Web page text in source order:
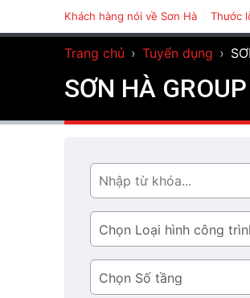
Khách hàng nói về Sơn Hà Thước
Trang chủ › Tuyển dụng ›
SƠN HÀ
Tìm
Loại
hình
công
trình
Số
tầng